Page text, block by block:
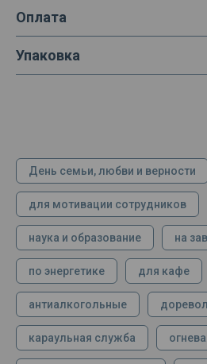
Оплата
Упаковка
День семьи, любви и верности
для мотивации сотрудников
наука и образование на
по энергетике для кафе
антиалкогольные
караульная служба